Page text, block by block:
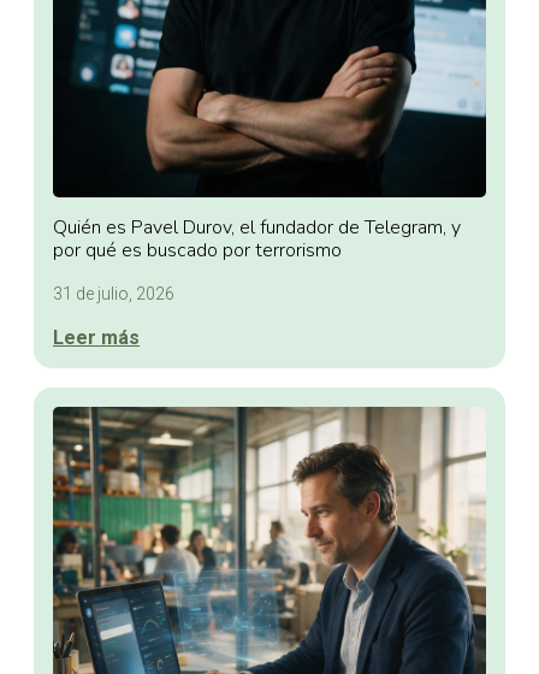
Quién es Pavel Durov, el fundador de Telegram, y
por qué es buscado por terrorismo
31 de julio, 2026
Leer más